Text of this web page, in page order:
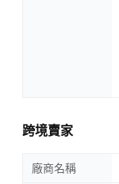
跨境賣家
廠商名稱